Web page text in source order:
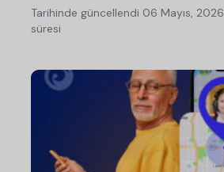
Tarihinde güncellendi 06 Mayıs, 2026
süresi